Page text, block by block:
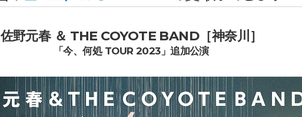
佐野元春 ＆ THE COYOTE BAND［神奈川］
「今、何処 TOUR 2023」追加公演